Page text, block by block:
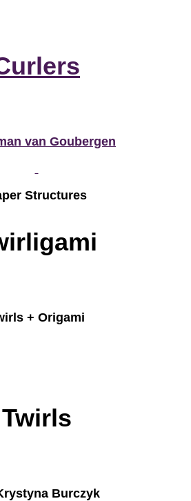
van Goubergen
Structures
+ Origami
Twirls
Burczyk